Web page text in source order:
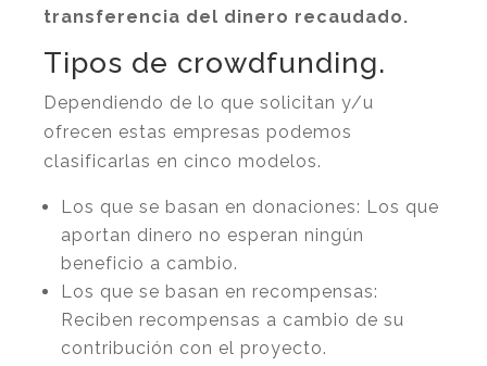
transferencia del dinero recaudado.
Tipos de crowdfunding.
Dependiendo de lo que solicitan y/u
ofrecen estas empresas podemos
clasificarlas en cinco modelos.
Los que se basan en donaciones: Los que
aportan dinero no esperan ningún
beneficio a cambio.
Los que se basan en recompensas:
Reciben recompensas a cambio de su
contribución con el proyecto.